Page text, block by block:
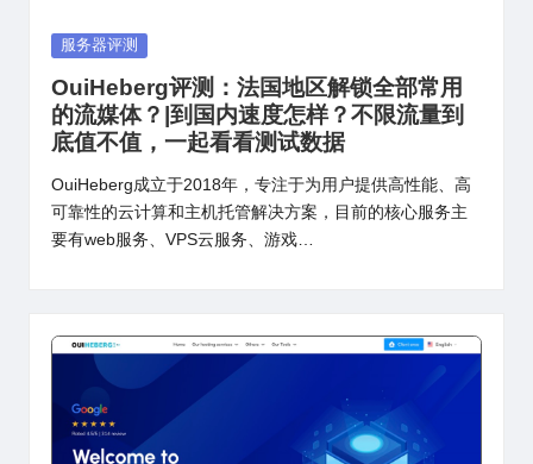
Posted
服务器评测
OuiHeberg评测：法国地区解锁全部常用
的流媒体？|到国内速度怎样？不限流量到
底值不值，一起看看测试数据
OuiHeberg成立于2018年，专注于为用户提供高性能、高
可靠性的云计算和主机托管解决方案，目前的核心服务主
要有web服务、VPS云服务、游戏…